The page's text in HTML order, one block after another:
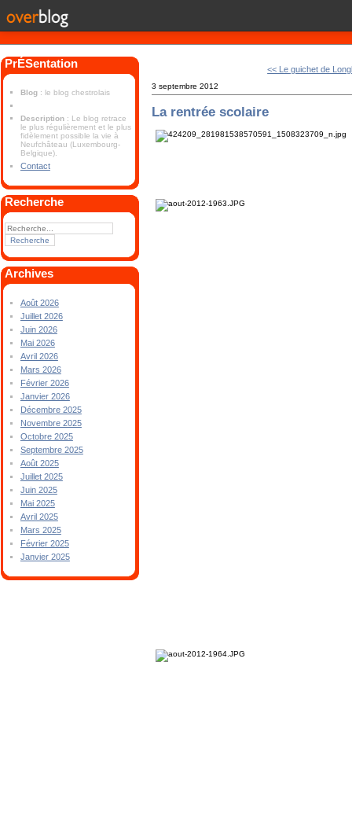
PrÉSentation
Blog : le blog chestrolais
Description : Le blog retrace
le plus régulièrement et le plus
fidèlement possible la vie à
Neufchâteau (Luxembourg-
Belgique).
Contact
Recherche
Archives
Août 2026
Juillet 2026
Juin 2026
Mai 2026
Avril 2026
Mars 2026
Février 2026
Janvier 2026
Décembre 2025
Novembre 2025
Octobre 2025
Septembre 2025
Août 2025
Juillet 2025
Juin 2025
Mai 2025
Avril 2025
Mars 2025
Février 2025
Janvier 2025
<< Le guichet de
3 septembre 2012
La rentrée scolaire